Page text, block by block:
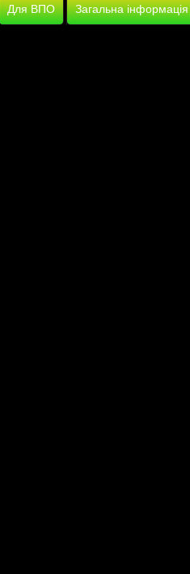
Для ВПО Загальна інформація